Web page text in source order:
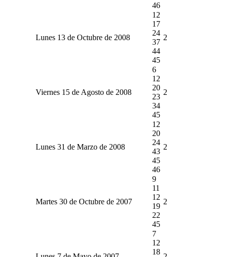
46
Lunes 13 de Octubre de 2008
12
17
24
37
44
45
2
Viernes 15 de Agosto de 2008
6
12
20
23
34
45
2
Lunes 31 de Marzo de 2008
12
20
24
43
45
46
2
Martes 30 de Octubre de 2007
9
11
12
19
22
45
2
7
12
18